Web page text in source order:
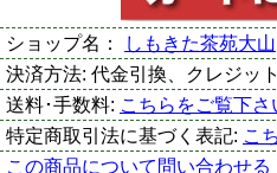
ショップ名：
しもきた茶苑大山
決済方法: 代金引換、クレジッ
送料･手数料: こちらをご覧下さ
特定商取引法に基づく表記: こ
この商品について問い合わせる